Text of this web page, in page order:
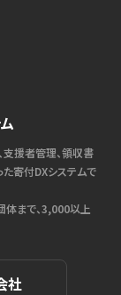
支援者管理、領収書
寄付DXシステムで
まで、3,000以上
社